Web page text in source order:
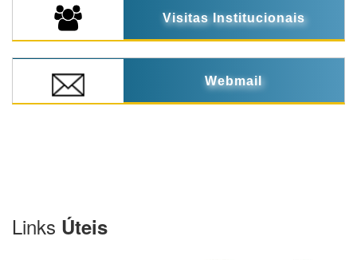
Visitas Institucionais
Webmail
Links Úteis